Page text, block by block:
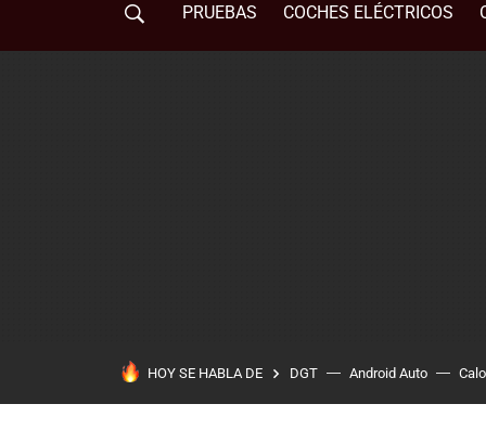
PRUEBAS COCHES ELÉCTRICOS
HOY SE HABLA DE DGT Android Auto